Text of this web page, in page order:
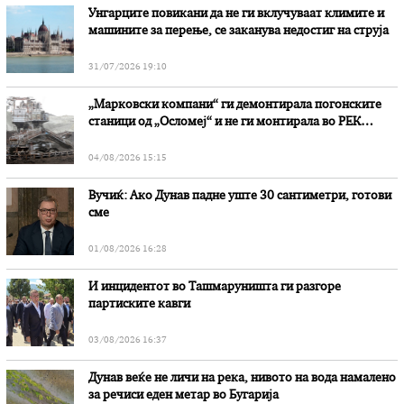
Унгарците повикани да не ги вклучуваат климите и
машините за перење, се заканува недостиг на струја
31/07/2026 19:10
„Марковски компани“ ги демонтирала погонските
станици од „Осломеј“ и не ги монтирала во РЕК
04/08/2026 15:15
Вучиќ: Ако Дунав падне уште 30 сантиметри, готови
сме
01/08/2026 16:28
И инцидентот во Ташмаруништa ги разгоре
партиските кавги
03/08/2026 16:37
Дунав веќе не личи на река, нивото на вода намалено
за речиси еден метар во Бугарија